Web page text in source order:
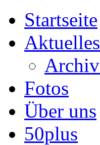
Startseite
Aktuelles
Archiv
Fotos
Über uns
50plus